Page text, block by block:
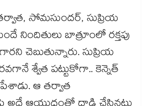
సోమసుందర్, సుప్రియ
నిందితులు బాత్రూంలో రక్తపు
చెబుతున్నారు. సుప్రియ
శ్వేత పట్టుకోగా.. కెన్నెత్
ఆ తర్వాత